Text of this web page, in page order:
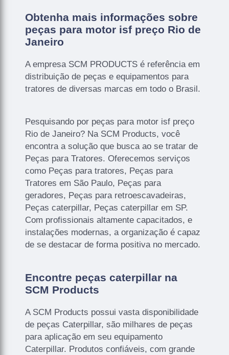
Obtenha mais informações sobre
peças para motor isf preço Rio de
Janeiro
A empresa SCM PRODUCTS é referência em
distribuição de peças e equipamentos para
tratores de diversas marcas em todo o Brasil.
Pesquisando por peças para motor isf preço
Rio de Janeiro? Na SCM Products, você
encontra a solução que busca ao se tratar de
Peças para Tratores. Oferecemos serviços
como Peças para tratores, Peças para
Tratores em São Paulo, Peças para
geradores, Peças para retroescavadeiras,
Peças caterpillar, Peças caterpillar em SP.
Com profissionais altamente capacitados, e
instalações modernas, a organização é capaz
de se destacar de forma positiva no mercado.
Encontre peças caterpillar na
SCM Products
A SCM Products possui vasta disponibilidade
de peças Caterpillar, são milhares de peças
para aplicação em seu equipamento
Caterpillar. Produtos confiáveis, com grande